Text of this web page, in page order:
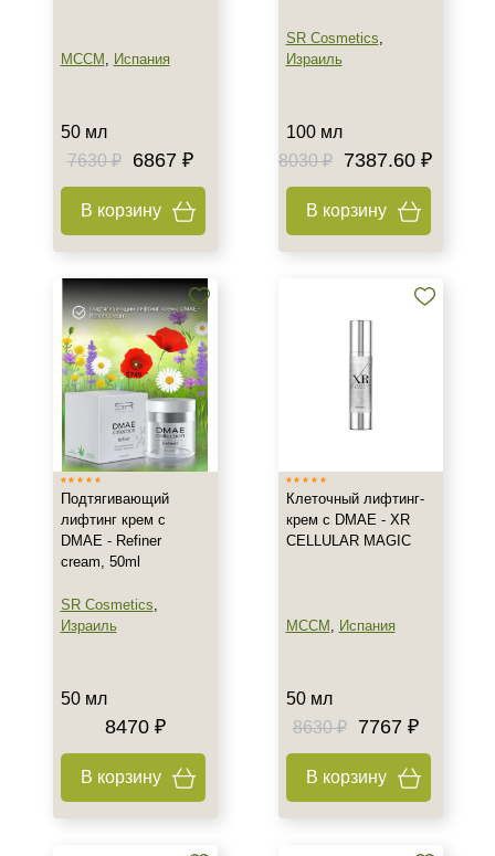
MCCM , Испания
50 мл
7630 ₽
6867 ₽
В корзину
SR Cosmetics,
Израиль
100 мл
8030 ₽
7387.60 ₽
В корзину
Подтягивающий
лифтинг крем с
DMAE - Refiner
cream, 50ml
SR Cosmetics,
Израиль
50 мл
8470 ₽
В корзину
Клеточный лифтинг-
крем с DMAE - XR
CELLULAR MAGIC
MCCM , Испания
50 мл
8630 ₽
7767 ₽
В корзину
Не показывать предложение о консультации
+7 (929) 933-09-89